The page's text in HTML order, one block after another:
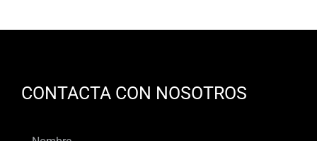
CONTACTA CON NOSOTROS